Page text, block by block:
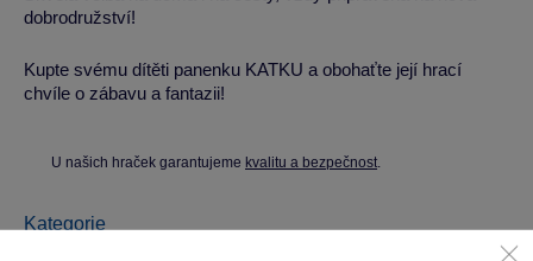
dobrodružství!
Kupte svému dítěti panenku KATKU a obohaťte její hrací
chvíle o zábavu a fantazii!
U našich hraček garantujeme kvalitu a bezpečnost.
Kategorie